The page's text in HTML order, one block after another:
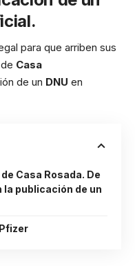
para que arriben sus
Casa
de un DNU en
Casa Rosada. De
publicación de un